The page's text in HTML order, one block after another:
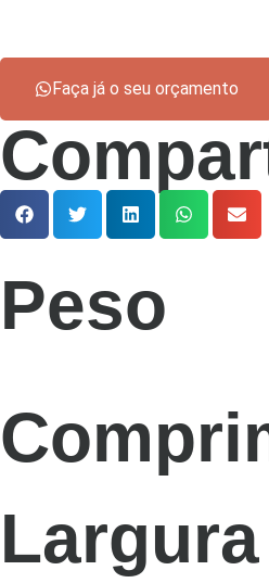
Faça já o seu orçamento
Peso
Largura